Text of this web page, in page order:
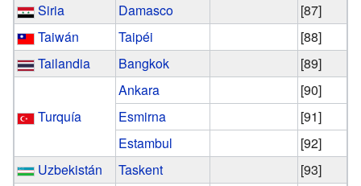
Siria
Damasco
[87]
Taiwán
Taipéi
[88]
Tailandia
Bangkok [89]
Turquía
Ankara
[90]
Esmirna
[91]
Estambul
[92]
Uzbekistán
Taskent
[93]